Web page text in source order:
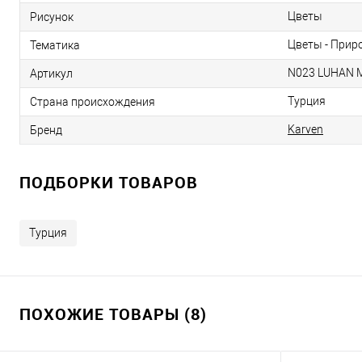
Рисунок Цветы
Тематика Цветы -
Артикул N023 LUHAN
Страна происхождения Турция
Бренд Karven
ПОДБОРКИ ТОВАРОВ
Турция
ПОХОЖИЕ ТОВАРЫ (8)